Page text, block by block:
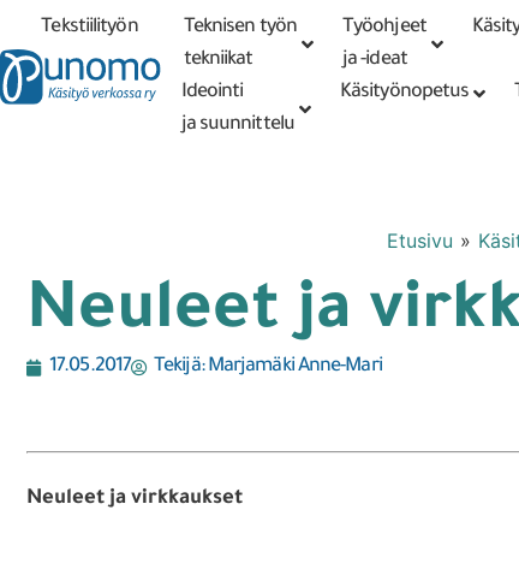
Tekstiilityön
tekniikat
Teknisen työn
tekniikat
Työohjeet
ja -ideat
Ideointi
ja suunnittelu
Käsityönopetus
Etusivu »
Neuleet ja
17.05.2017 Tekijä:Marjamäki Anne-Mari
Neuleet ja virkkaukset